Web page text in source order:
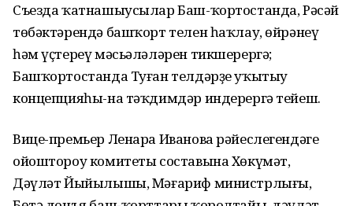
Съезда ҡатнашыусылар Баш-ҡортостанда, Рәсәй
төбәктәрендә башҡорт телен һаҡлау, өйрәнеү
һәм үҫтереү мәсьәләләрен тикшерергә;
Башҡортостанда Туған телдәрҙе уҡытыу
концепцияһы-на тәҡдимдәр индерергә тейеш.
Вице-премьер Ленара Иванова рәйеслегендәге
ойоштороу комитеты составына Хөкүмәт,
Дәүләт Йыйылышы, Мәғариф министрлығы,